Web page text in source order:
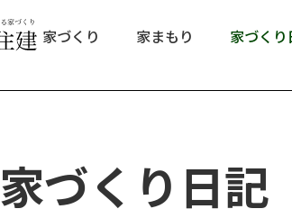
家づくり 家まもり 家づくり
家づくり日記